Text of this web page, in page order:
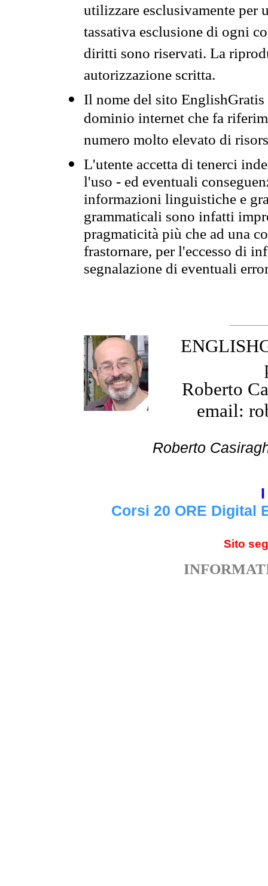
utilizzare esclusivamente per
tassativa esclusione di ogni
diritti sono riservati. La
autorizzazione scritta.
Il nome del sito
dominio internet che fa
numero molto elevato di
L'utente accetta di tenerci
l'uso - ed eventuali
informazioni linguistiche e
grammaticali sono infatti
pragmaticità più che ad una
frastornare, per l'eccesso di
segnalazione di eventuali
Roberto
email:
Roberto
Corsi 20 ORE Digital
Sito